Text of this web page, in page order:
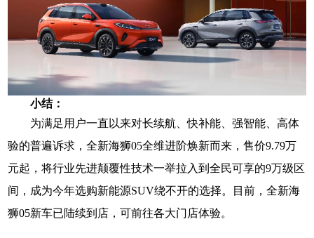
小结：
为满足用户一直以来对长续航、快补能、强智能、高体
验的普遍诉求，全新海狮05全维进阶焕新而来，售价9.79万
元起，将行业先进颠覆性技术一举拉入到全民可享的9万级区
间，成为今年选购新能源SUV绕不开的选择。
目前，全新海
狮05新车已陆续到店，可前往各大门店体验。